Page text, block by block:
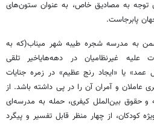
به مصادیق خاص، به عنوان ستون‌های
پابرجاست.
دشمن به مدرسه شجره طیبه شهر میناب(که به
علیه غیرنظامیان در دهه‌هایاخیر تلقی
یا «ایجاد رنج عظیم» در زمره جنایات
عاملان و آمران آن را در پی داشته باشد. از
و حقوق بین‌الملل کیفری، حمله به مدرسه‌ای
کودکان، از چهار منظر قابل تفسیر و پیگرد